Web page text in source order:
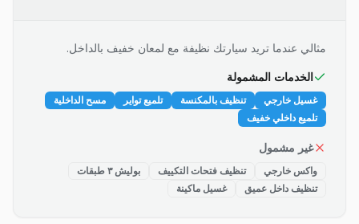
مثالي عندما تريد سيارتك نظيفة مع لمعان خفيف بالداخل.
الخدمات المشمولة
غسيل خارجي تنظيف بالمكنسة تلميع تواير
مسح الداخلية
تلميع داخلي خفيف
غير مشمول
واكس خارجي تنظيف فتحات التكييف
بوليش ٣ طبقات
تنظيف داخل عميق
غسيل ماكينة